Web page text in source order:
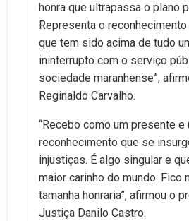
honra que ultrapassa o plano
Representa o
que tem sido acima de tudo
ininterrupto com o serviço
sociedade maranhense”,
Reginaldo Carvalho.
“Recebo como um presente e
reconhecimento que se
injustiças. É algo singular e
maior carinho do mundo. Fico
tamanha honraria”, afirmou o
Justiça Danilo Castro.